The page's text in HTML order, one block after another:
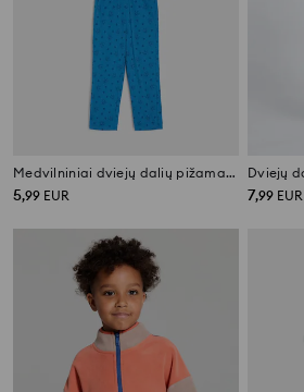
Medvilniniai dviejų dalių pižama su spaudiniu PAW Patrol
5,99 EUR 7,99 EUR